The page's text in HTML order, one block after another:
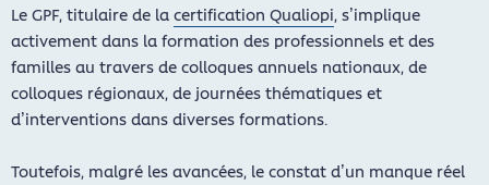
Le GPF, titulaire de la certification Qualiopi, s’implique
activement dans la formation des professionnels et des
familles au travers de colloques annuels nationaux, de
colloques régionaux, de journées thématiques et
d’interventions dans diverses formations.
Toutefois, malgré les avancées, le constat d’un manque réel